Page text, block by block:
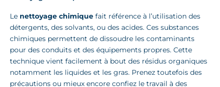
Le nettoyage chimique fait référence à l’utilisation des
détergents, des solvants, ou des acides. Ces substances
chimiques permettent de dissoudre les contaminants
pour des conduits et des équipements propres. Cette
technique vient facilement à bout des résidus organiques
notamment les liquides et les gras. Prenez toutefois des
précautions ou mieux encore confiez le travail à des